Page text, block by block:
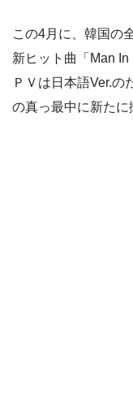
この4月に、韓国の
新ヒット曲「Man In
ＰＶは日本語Ver.の
の真っ最中に新たに